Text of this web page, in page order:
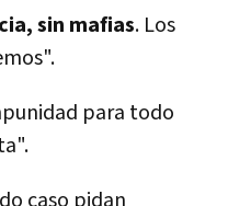
sin mafias. Los
para todo